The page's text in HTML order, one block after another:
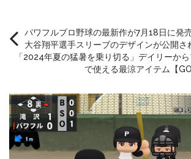
パワフルプロ野球の最新作が7月18日に発
大谷翔平選手スリーブのデザインが公開
「2024年夏の猛暑を乗り切る」デイリーか
で使える最涼アイテム【